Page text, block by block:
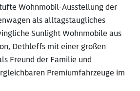
Wohnmobil-Ausstellung der
als alltagstaugliches
Sunlight Wohnmobile aus
Dethleffs mit einer großen
Freund der Familie und
Premiumfahrzeuge im